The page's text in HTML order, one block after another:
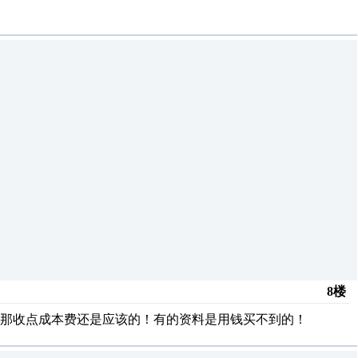
8楼
收点成本费还是应该的！有的资料是用钱买不到的！